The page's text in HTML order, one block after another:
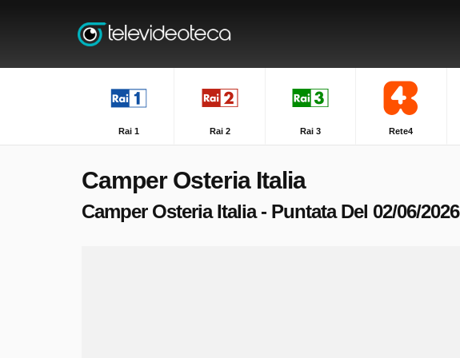
Rai 1 Rai 2 Rai 3 Rete4
Camper Osteria Italia
Camper Osteria Italia - Puntata Del 02/06/2026